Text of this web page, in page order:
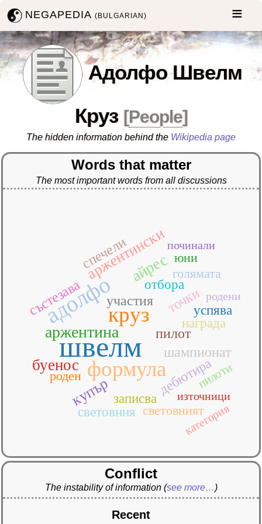
NEGAPEDIA(BULGARIAN)
Адолфо Швелм
Круз [People]
The hidden information behind the Wikipedia page
Words that matter
The most important words from all discussions
швелм
адолфокруз
формула
аржентина
айрес
буенос
аржентински
купър дебютира
пилот
спечели
състезава точки
участия
шампионат
записва
награда
отбора
световния
успява
голямата
роден
световният
юни
пилоти
източници
категория
починали
родени
Conflict
The instability of information (see more…)
Recent